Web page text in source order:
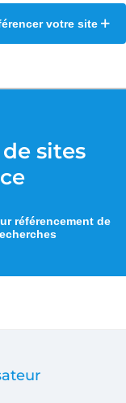
votre site
sites
référencement de